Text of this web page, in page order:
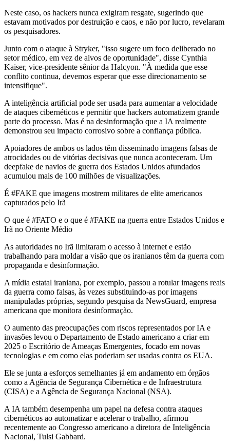
Neste caso, os hackers nunca exigiram resgate, sugerindo que
estavam motivados por destruição e caos, e não por lucro, revelaram
os pesquisadores.
Junto com o ataque à Stryker, "isso sugere um foco deliberado no
setor médico, em vez de alvos de oportunidade", disse Cynthia
Kaiser, vice-presidente sênior da Halcyon. "À medida que esse
conflito continua, devemos esperar que esse direcionamento se
intensifique".
A inteligência artificial pode ser usada para aumentar a velocidade
de ataques cibernéticos e permitir que hackers automatizem grande
parte do processo. Mas é na desinformação que a IA realmente
demonstrou seu impacto corrosivo sobre a confiança pública.
Apoiadores de ambos os lados têm disseminado imagens falsas de
atrocidades ou de vitórias decisivas que nunca aconteceram. Um
deepfake de navios de guerra dos Estados Unidos afundados
acumulou mais de 100 milhões de visualizações.
É #FAKE que imagens mostrem militares de elite americanos
capturados pelo Irã
O que é #FATO e o que é #FAKE na guerra entre Estados Unidos e
Irã no Oriente Médio
As autoridades no Irã limitaram o acesso à internet e estão
trabalhando para moldar a visão que os iranianos têm da guerra com
propaganda e desinformação.
A mídia estatal iraniana, por exemplo, passou a rotular imagens reais
da guerra como falsas, às vezes substituindo-as por imagens
manipuladas próprias, segundo pesquisa da NewsGuard, empresa
americana que monitora desinformação.
O aumento das preocupações com riscos representados por IA e
invasões levou o Departamento de Estado americano a criar em
2025 o Escritório de Ameaças Emergentes, focado em novas
tecnologias e em como elas poderiam ser usadas contra os EUA.
Ele se junta a esforços semelhantes já em andamento em órgãos
como a Agência de Segurança Cibernética e de Infraestrutura
(CISA) e a Agência de Segurança Nacional (NSA).
A IA também desempenha um papel na defesa contra ataques
cibernéticos ao automatizar e acelerar o trabalho, afirmou
recentemente ao Congresso americano a diretora de Inteligência
Nacional, Tulsi Gabbard.